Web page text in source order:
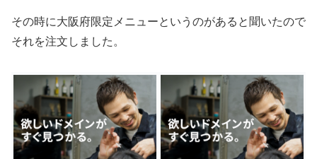
その時に大阪府限定メニューというのがあると聞いたので
それを注文しました。